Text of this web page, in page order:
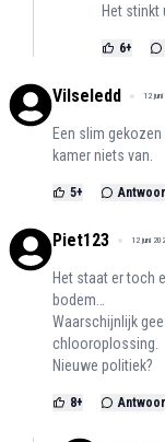
Het stinkt
6+
Vilseledd 12
Een slim
kamer niets van.
5+
Piet123 12 juni
Het staat er toch
bodem…
Waarschijnlijk
chlooroplossing.
Nieuwe politiek?
8+